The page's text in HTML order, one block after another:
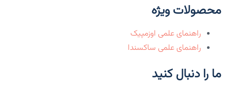
محصولات ویژه
راهنمای علمی اوزمپیک
راهنمای علمی ساکسندا
ما را دنبال کنید